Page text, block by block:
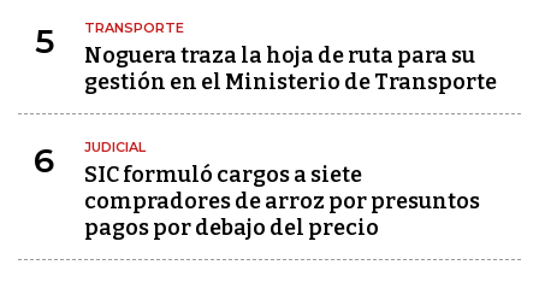
5 TRANSPORTE
Noguera traza la hoja de ruta para su
gestión en el Ministerio de Transporte
6 JUDICIAL
SIC formuló cargos a siete
compradores de arroz por presuntos
pagos por debajo del precio